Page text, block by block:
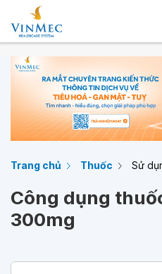
Trang chủ Thuốc Sử
Công dụng
300mg